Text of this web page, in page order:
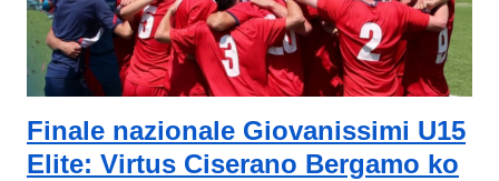
Finale nazionale Giovanissimi U15
Elite: Virtus Ciserano Bergamo ko